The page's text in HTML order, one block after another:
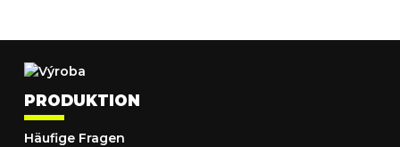
PRODUKTION
Häufige Fragen